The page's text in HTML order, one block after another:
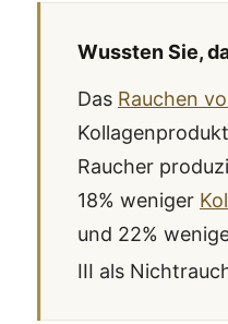
Wussten Sie,
Das Rauchen
Raucher
18% weniger
und 22%
III als